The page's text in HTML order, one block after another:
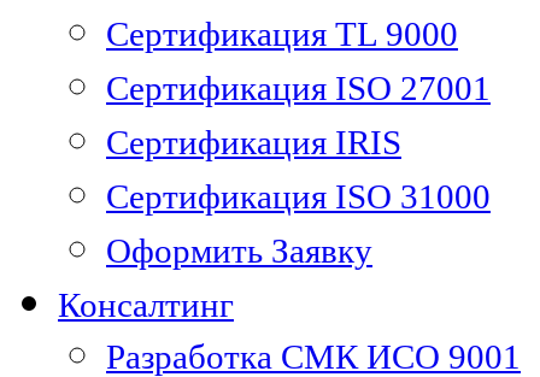
Сертификация TL 9000
Сертификация ISO 27001
Сертификация IRIS
Сертификация ISO 31000
Оформить Заявку
Консалтинг
Разработка СМК ИСО 9001